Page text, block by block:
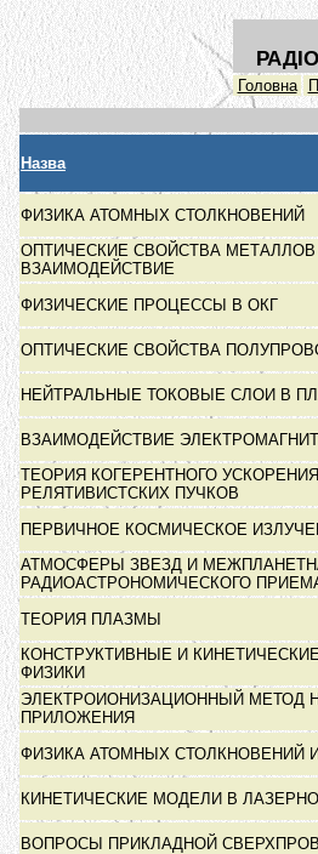
Головна
Назва
ФИЗИКА АТОМНЫХ СТОЛКНОВЕНИЙ
ОПТИЧЕСКИЕ СВОЙСТВА
ВЗАИМОДЕЙСТВИЕ
ФИЗИЧЕСКИЕ ПРОЦЕССЫ В ОКГ
ОПТИЧЕСКИЕ СВОЙСТВА
НЕЙТРАЛЬНЫЕ ТОКОВЫЕ СЛОИ В
ВЗАИМОДЕЙСТВИЕ
ТЕОРИЯ КОГЕРЕНТНОГО
РЕЛЯТИВИСТСКИХ ПУЧКОВ
ПЕРВИЧНОЕ КОСМИЧЕСКОЕ
АТМОСФЕРЫ ЗВЕЗД И
РАДИОАСТРОНОМИЧЕСКОГО
ТЕОРИЯ ПЛАЗМЫ
КОНСТРУКТИВНЫЕ И
ФИЗИКИ
ЭЛЕКТРОИОНИЗАЦИОННЫЙ МЕТОД
ПРИЛОЖЕНИЯ
ФИЗИКА АТОМНЫХ СТОЛКНОВЕНИЙ
КИНЕТИЧЕСКИЕ МОДЕЛИ В
ВОПРОСЫ ПРИКЛАДНОЙ